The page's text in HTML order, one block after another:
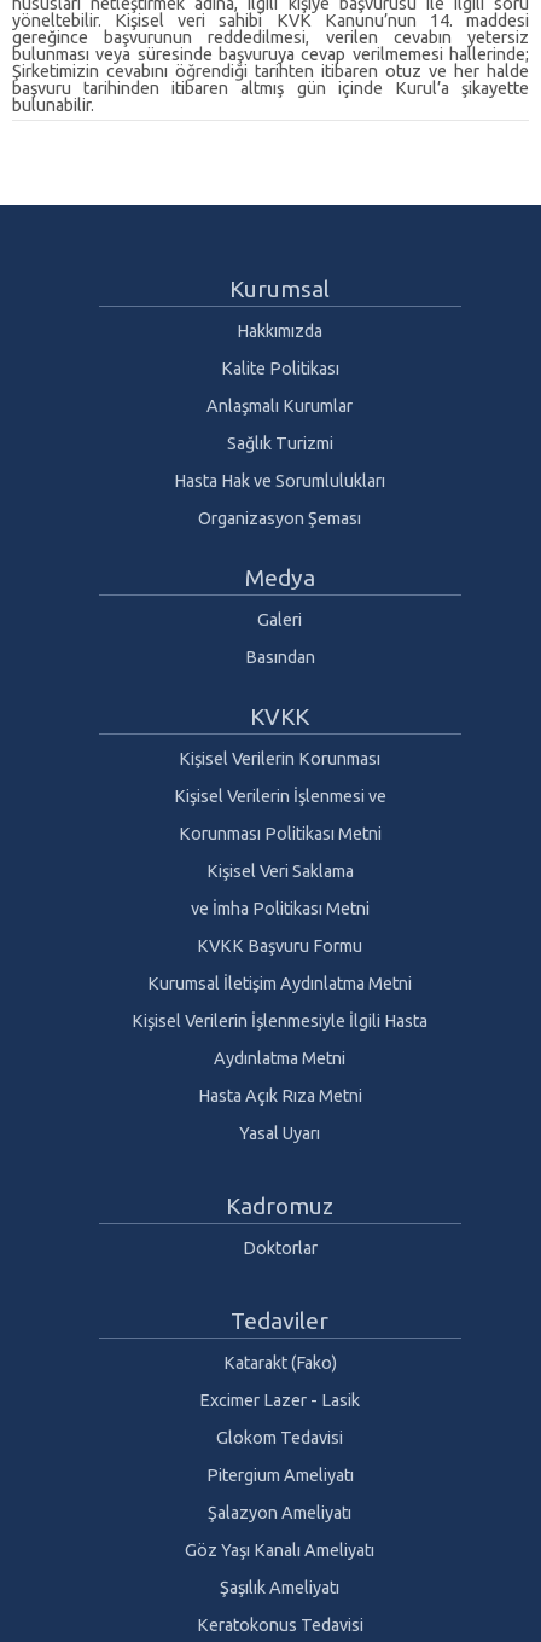
yöneltebilir. Kişisel veri sahibi KVK Kanunu’nun 14. maddesi
gereğince başvurunun reddedilmesi, verilen cevabın yetersiz
bulunması veya süresinde başvuruya cevap verilmemesi hallerinde;
Şirketimizin cevabını öğrendiği tarihten itibaren otuz ve her halde
başvuru tarihinden itibaren altmış gün içinde Kurul’a şikayette
Kurumsal
Hakkımızda
Kalite Politikası
Anlaşmalı Kurumlar
Sağlık Turizmi
Hasta Hak ve Sorumlulukları
Organizasyon Şeması
Medya
Galeri
Basından
KVKK
Kişisel Verilerin Korunması
Kişisel Verilerin İşlenmesi ve
Korunması Politikası Metni
Kişisel Veri Saklama
ve İmha Politikası Metni
KVKK Başvuru Formu
Kurumsal İletişim Aydınlatma Metni
Kişisel Verilerin İşlenmesiyle İlgili Hasta
Aydınlatma Metni
Hasta Açık Rıza Metni
Yasal Uyarı
Kadromuz
Doktorlar
Tedaviler
Katarakt (Fako)
Excimer Lazer - Lasik
Glokom Tedavisi
Pitergium Ameliyatı
Şalazyon Ameliyatı
Göz Yaşı Kanalı Ameliyatı
Şaşılık Ameliyatı
Keratokonus Tedavisi